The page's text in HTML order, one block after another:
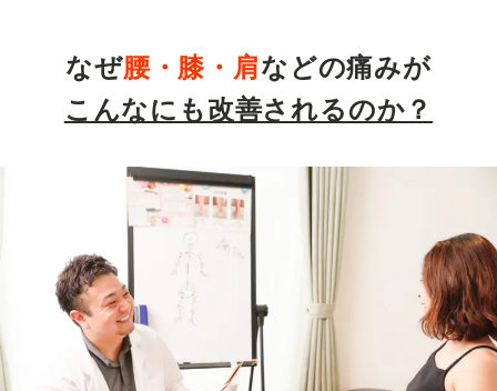
なぜ腰・膝 ・肩などの痛みが
こんなにも改善されるのか？